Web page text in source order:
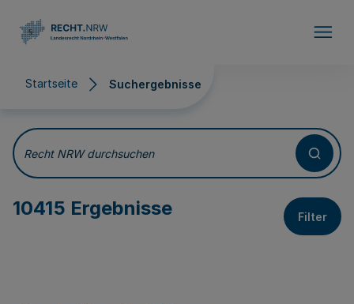
Startseite Suchergebnisse
Suchergebnisse
Recht NRW durchsuchen
10415 Ergebnisse Filter